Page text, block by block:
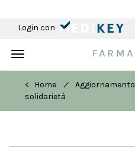
Login con
Toggle
< Home
/
solidarietà